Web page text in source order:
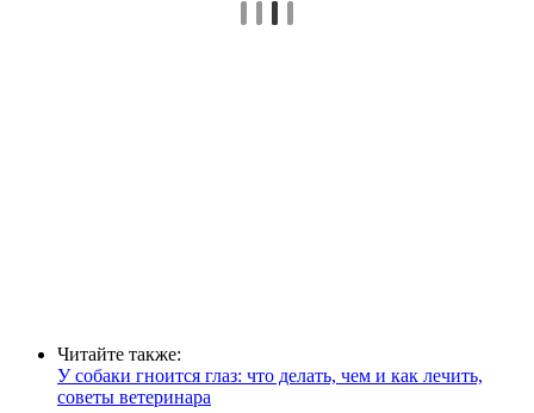
Читайте также:
У собаки гноится глаз: что делать, чем и как лечить,
советы ветеринара